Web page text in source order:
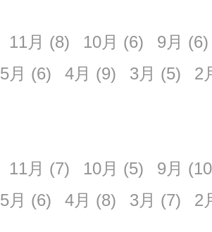
11月 (8) 10月 (6) 9月 (6)
5月 (6) 4月 (9) 3月 (5) 2
11月 (7) 10月 (5) 9月
5月 (6) 4月 (8) 3月 (7) 2